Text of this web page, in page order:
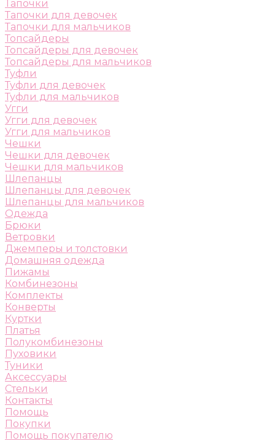
Тапочки
Тапочки для девочек
Тапочки для мальчиков
Топсайдеры
Топсайдеры для девочек
Топсайдеры для мальчиков
Туфли
Туфли для девочек
Туфли для мальчиков
Угги
Угги для девочек
Угги для мальчиков
Чешки
Чешки для девочек
Чешки для мальчиков
Шлепанцы
Шлепанцы для девочек
Шлепанцы для мальчиков
Одежда
Брюки
Ветровки
Джемперы и толстовки
Домашняя одежда
Пижамы
Комбинезоны
Комплекты
Конверты
Куртки
Платья
Полукомбинезоны
Пуховики
Туники
Аксессуары
Стельки
Контакты
Помощь
Покупки
Помощь покупателю